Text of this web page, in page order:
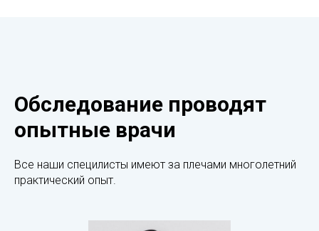
Обследование проводят
опытные врачи
Все наши специлисты имеют за плечами многолетний
практический опыт.